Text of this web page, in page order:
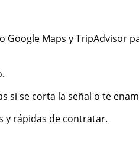
Google Maps y TripAdvisor
si se corta la señal o te
y rápidas de contratar.